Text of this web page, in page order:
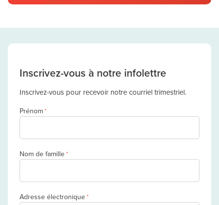
Inscrivez-vous à notre infolettre
Inscrivez-vous pour recevoir notre courriel trimestriel.
Prénom*
Nom de famille*
Adresse électronique*